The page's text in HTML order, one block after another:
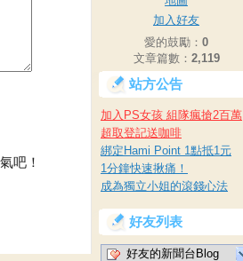
吧！
加入好友
愛的鼓勵： 0
文章篇數： 2,119
站方公告
加入PS女孩 組隊瘋搶2百萬
超取登記送咖啡
綁定Hami Point 1點抵1元
1分鐘快速揪痛！
成為獨立小姐的滾錢心法
好友列表
好友的新聞台Blog